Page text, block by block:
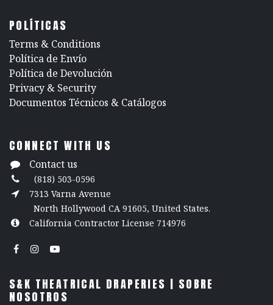
POLÍTICAS
​Terms & Conditions
Política de Envío
Política de Devolución
​Privacy & Security
​Documentos Técnicos & Catálogos
CONNECT WITH US
Contact us
(818) 503-0596
7313 Varna Avenue
North Hollywood CA 91605, United States.
California Contractor License 714976
S&K THEATRICAL DRAPERIES | SOBRE
NOSOTROS